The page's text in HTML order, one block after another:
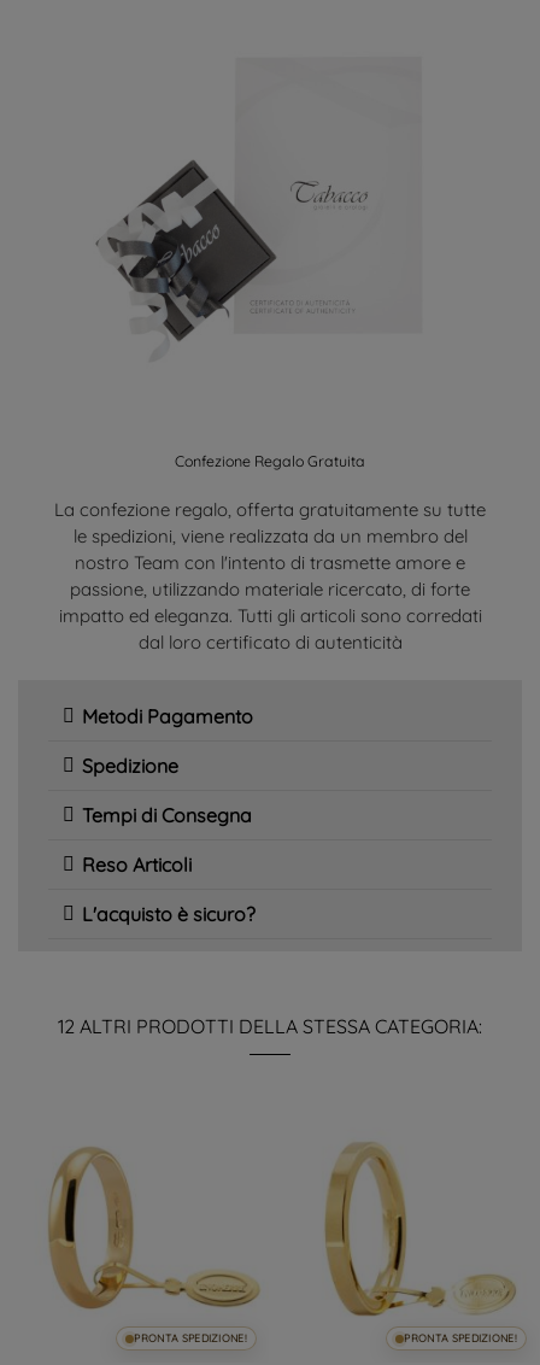
Confezione Regalo Gratuita
La confezione regalo, offerta gratuitamente su tutte
le spedizioni, viene realizzata da un membro del
nostro Team con l'intento di trasmette amore e
passione, utilizzando materiale ricercato, di forte
impatto ed eleganza. Tutti gli articoli sono corredati
dal loro certificato di autenticità
Metodi Pagamento
Spedizione
Tempi di Consegna
Reso Articoli
L'acquisto è sicuro?
12 ALTRI PRODOTTI DELLA STESSA CATEGORIA:
PRONTA SPEDIZIONE! PRONTA SPEDIZIONE!